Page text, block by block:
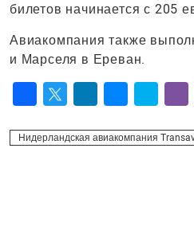
билетов начинается с 205
Авиакомпания также
и Марселя в Ереван.
Нидерландская авиакомпания